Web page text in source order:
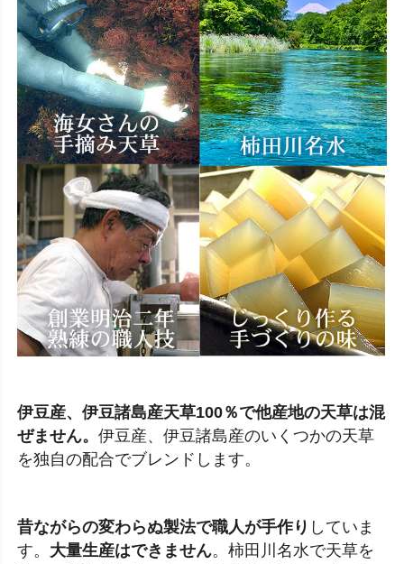
伊豆産、伊豆諸島産天草100％で他産地の天草は混
ぜません。 伊豆産、伊豆諸島産のいくつかの天草
を独自の配合でブレンドします。
昔ながらの変わらぬ製法で職人が手作り していま
す。 大量生産はできません。柿田川名水で天草を